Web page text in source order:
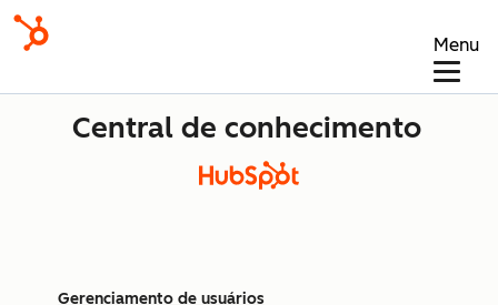
Menu
Central de conhecimento
Gerenciamento de usuários